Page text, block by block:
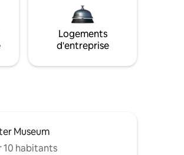
Logements
d'entreprise
Museum
10 habitants